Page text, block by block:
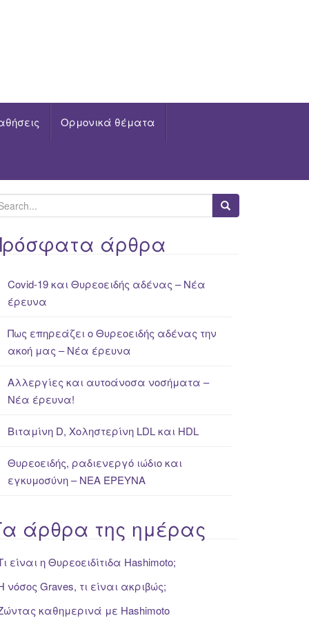
Ορμονικά θέματα
άρθρα
Covid-19 και Θυρεοειδής αδένας – Νέα
έρευνα
Πως επηρεάζει ο Θυρεοειδής αδένας την
ακοή μας – Νέα έρευνα
Αλλεργίες και αυτοάνοσα νοσήματα –
Νέα έρευνα!
Βιταμίνη D, Χοληστερίνη LDL και HDL
Θυρεοειδής, ραδιενεργό ιώδιο και
εγκυμοσύνη – ΝΕΑ ΈΡΕΥΝΑ
άρθρα της ημέρας
είναι η Θυρεοειδίτιδα Hashimoto;
νόσος Graves, τι είναι ακριβώς;
καθημερινά με Hashimoto